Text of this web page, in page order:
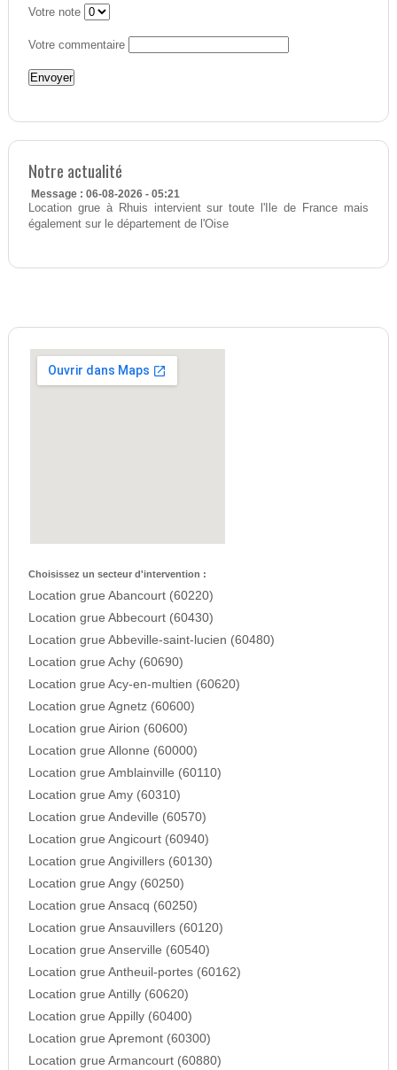
Votre note
Votre commentaire
Notre actualité
Message : 06-08-2026 - 05:21
Location grue à Rhuis intervient sur toute l'Ile de France mais
également sur le département de l'Oise
Choisissez un secteur d'intervention :
Location grue Abancourt (60220)
Location grue Abbecourt (60430)
Location grue Abbeville-saint-lucien (60480)
Location grue Achy (60690)
Location grue Acy-en-multien (60620)
Location grue Agnetz (60600)
Location grue Airion (60600)
Location grue Allonne (60000)
Location grue Amblainville (60110)
Location grue Amy (60310)
Location grue Andeville (60570)
Location grue Angicourt (60940)
Location grue Angivillers (60130)
Location grue Angy (60250)
Location grue Ansacq (60250)
Location grue Ansauvillers (60120)
Location grue Anserville (60540)
Location grue Antheuil-portes (60162)
Location grue Antilly (60620)
Location grue Appilly (60400)
Location grue Apremont (60300)
Location grue Armancourt (60880)